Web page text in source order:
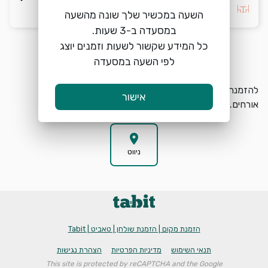
search הזמנת מקום
להזמנת מקום בPalette Bistro בחרו תאריך, שעה וכמות
אורחים.
location_on
ניווט
הזמנת מקום | הזמנת שולחן | טאביט | Tabit
תנאי השימוש מדיניות הפרטיות הצהרת נגישות
This site is protected by reCAPTCHA and the Google
השעה במכשיר שלך שונה מהשעה
כל המידע שקשור לשעות וזמנים יוצג
לפי השעה במסעדה
אישור